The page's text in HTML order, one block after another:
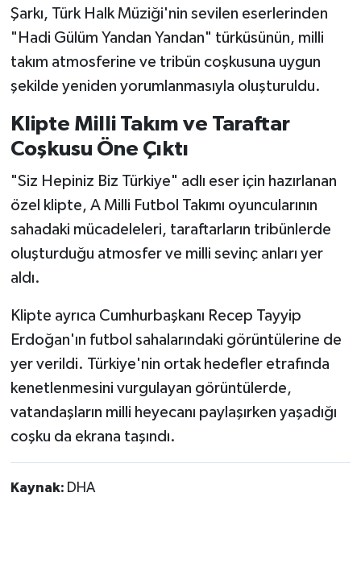
Şarkı, Türk Halk Müziği'nin sevilen eserlerinden
"Hadi Gülüm Yandan Yandan" türküsünün, milli
takım atmosferine ve tribün coşkusuna uygun
şekilde yeniden yorumlanmasıyla oluşturuldu.
Klipte Milli Takım ve Taraftar
Coşkusu Öne Çıktı
"Siz Hepiniz Biz Türkiye" adlı eser için hazırlanan
özel klipte, A Milli Futbol Takımı oyuncularının
sahadaki mücadeleleri, taraftarların tribünlerde
oluşturduğu atmosfer ve milli sevinç anları yer
aldı.
Klipte ayrıca Cumhurbaşkanı Recep Tayyip
Erdoğan'ın futbol sahalarındaki görüntülerine de
yer verildi. Türkiye'nin ortak hedefler etrafında
kenetlenmesini vurgulayan görüntülerde,
vatandaşların milli heyecanı paylaşırken yaşadığı
coşku da ekrana taşındı.
Kaynak: DHA